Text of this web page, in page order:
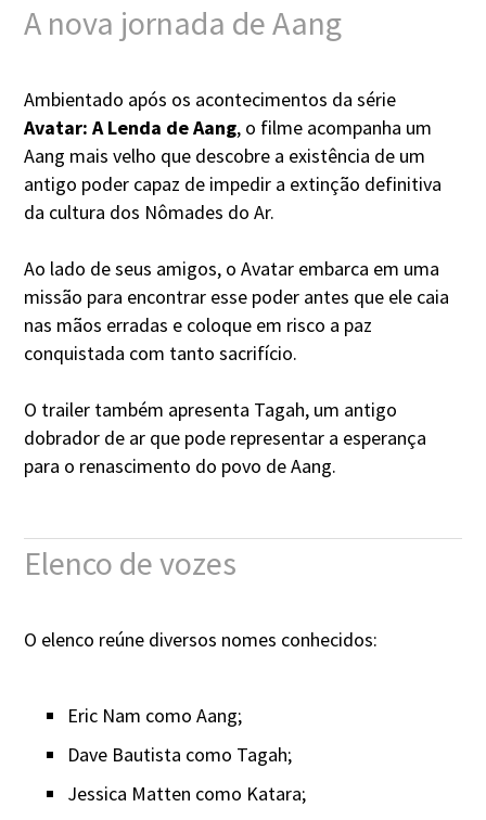
A nova jornada de Aang
Ambientado após os acontecimentos da série
Avatar: A Lenda de Aang, o filme acompanha um
Aang mais velho que descobre a existência de um
antigo poder capaz de impedir a extinção definitiva
da cultura dos Nômades do Ar.
Ao lado de seus amigos, o Avatar embarca em uma
missão para encontrar esse poder antes que ele caia
nas mãos erradas e coloque em risco a paz
conquistada com tanto sacrifício.
O trailer também apresenta Tagah, um antigo
dobrador de ar que pode representar a esperança
para o renascimento do povo de Aang.
Elenco de vozes
O elenco reúne diversos nomes conhecidos:
Eric Nam como Aang;
Dave Bautista como Tagah;
Jessica Matten como Katara;